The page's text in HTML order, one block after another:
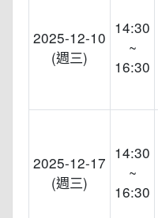
2025-12-10
(週三)
14:30
~
16:30
2025-12-17
(週三)
14:30
~
16:30